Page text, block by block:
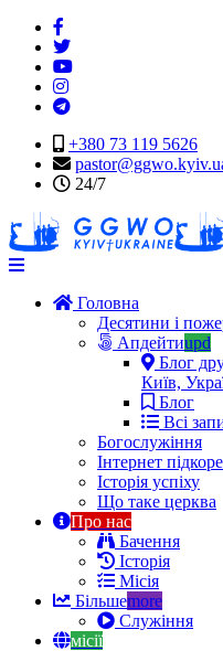
+380 73 119 5626
24/7
Navigation
Головна
Десятини і
Апдейтиupd
Блог
Київ,
Блог
Всі
Богослужіння
Інтернет
Історія успіху
Що таке церква
Про нас
Бачення
Історія
Місія
Більшеmore
Служіння
місії